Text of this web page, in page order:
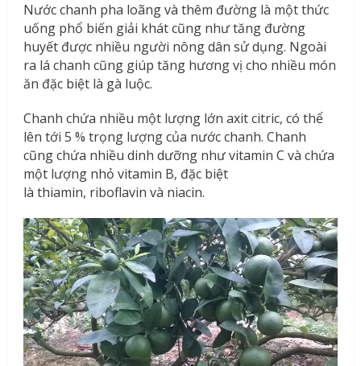
Nước chanh pha loãng và thêm đường là một thức
uống phổ biến giải khát cũng như tăng đường
huyết được nhiều người nông dân sử dụng. Ngoài
ra lá chanh cũng giúp tăng hương vị cho nhiều món
ăn đặc biệt là gà luộc.
Chanh chứa nhiều một lượng lớn axit citric, có thể
lên tới 5 % trọng lượng của nước chanh. Chanh
cũng chứa nhiều dinh dưỡng như vitamin C và chứa
một lượng nhỏ vitamin B, đặc biệt
là thiamin, riboflavin và niacin.